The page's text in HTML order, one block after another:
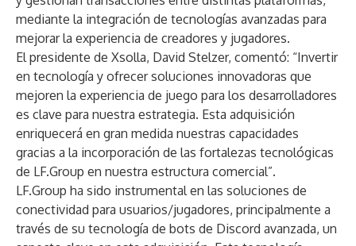
mediante la integración de tecnologías avanzadas para
mejorar la experiencia de creadores y jugadores.
El presidente de Xsolla, David Stelzer, comentó: “Invertir
en tecnología y ofrecer soluciones innovadoras que
mejoren la experiencia de juego para los desarrolladores
es clave para nuestra estrategia. Esta adquisición
enriquecerá en gran medida nuestras capacidades
gracias a la incorporación de las fortalezas tecnológicas
de LF.Group en nuestra estructura comercial”.
LF.Group ha sido instrumental en las soluciones de
conectividad para usuarios/jugadores, principalmente a
través de su tecnología de bots de Discord avanzada, un